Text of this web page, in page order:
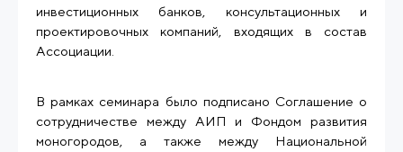
инвестиционных банков, консультационных и
проектировочных компаний, входящих в состав
Ассоциации.
В рамках семинара было подписано Соглашение о
сотрудничестве между АИП и Фондом развития
моногородов, а также между Национальной